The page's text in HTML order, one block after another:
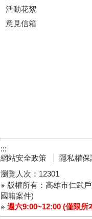
活動花絮
意見信箱
:::
網站安全政策
隱私權保
瀏覽人次： 12301
※ 版權所有：高雄市仁武
國籍案件)
※ 週六9:00~12:00 (僅限所